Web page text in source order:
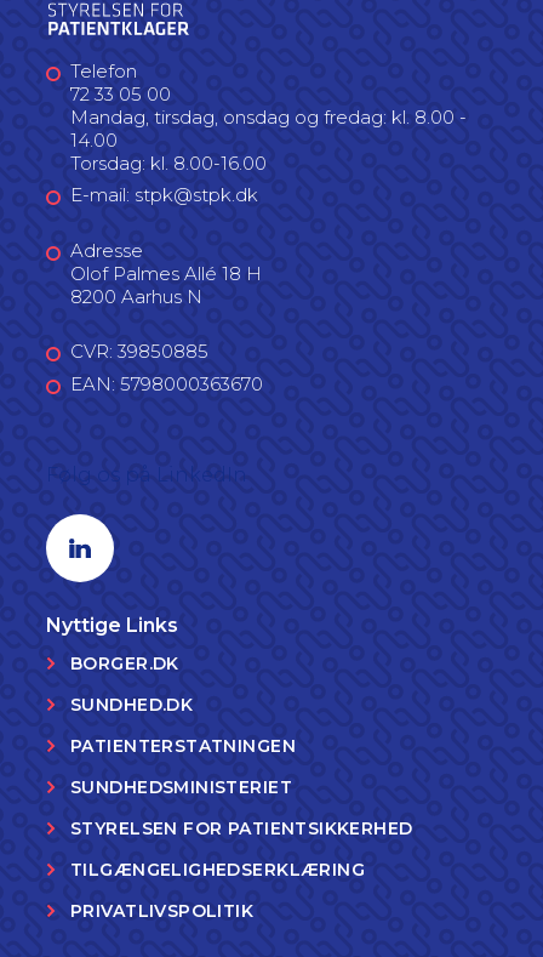
Telefon
72 33 05 00
Mandag, tirsdag, onsdag og fredag: kl. 8.00 -
14.00
Torsdag: kl. 8.00-16.00
E-mail: stpk@stpk.dk
Adresse
Olof Palmes Allé 18 H
8200 Aarhus N
CVR: 39850885
EAN: 5798000363670
Linkedin profil
Nyttige Links
BORGER.DK
SUNDHED.DK
PATIENTERSTATNINGEN
SUNDHEDSMINISTERIET
STYRELSEN FOR PATIENTSIKKERHED
TILGÆNGELIGHEDSERKLÆRING
PRIVATLIVSPOLITIK